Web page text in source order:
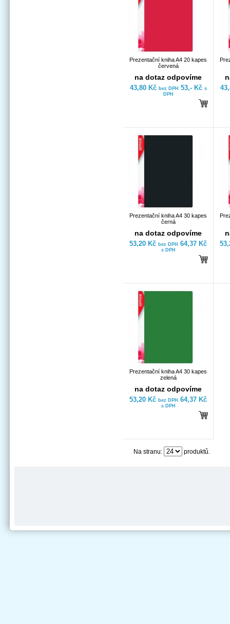
Prezentační kniha A4 20 kapes
červená
na dotaz odpovíme
43,80 Kč bez DPH 53,- Kč s
DPH
Prezentační kniha A4 30 kapes
černá
na dotaz odpovíme
53,20 Kč bez DPH 64,37 Kč
s DPH
Prezentační kniha A4 30 kapes
zelená
na dotaz odpovíme
53,20 Kč bez DPH 64,37 Kč
s DPH
Na stranu: produktů.